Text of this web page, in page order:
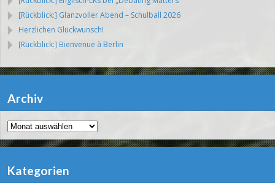
[Rückblick:] Glanzvoller Abend – Schulball 2026
Herzlichen Glückwunsch!
[Rückblick:] Bienvenue à Berlin
Archiv
Archiv
Kategorien